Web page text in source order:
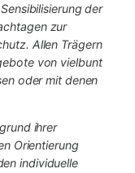
der
zur
Allen Trägern
von vielbunt
oder mit denen
ihrer
Orientierung
individuelle